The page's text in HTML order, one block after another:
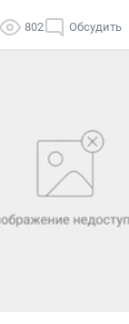
802 Обсудить